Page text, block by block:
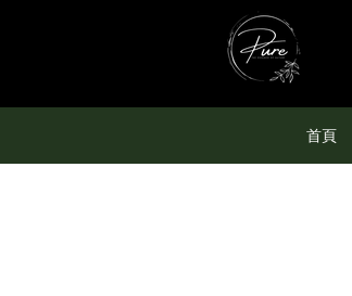
首頁